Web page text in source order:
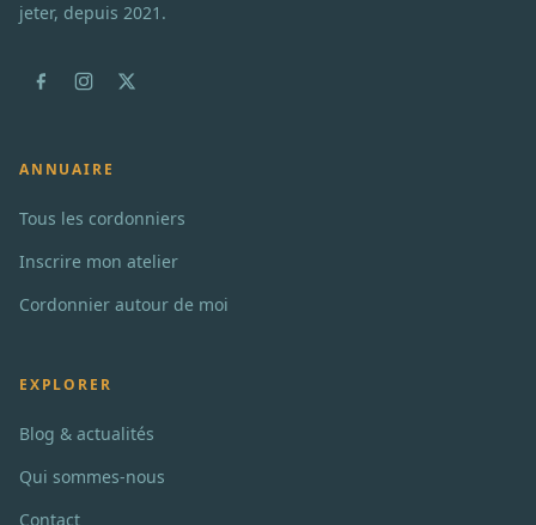
jeter, depuis 2021.
ANNUAIRE
Tous les cordonniers
Inscrire mon atelier
Cordonnier autour de moi
EXPLORER
Blog & actualités
Qui sommes-nous
Contact